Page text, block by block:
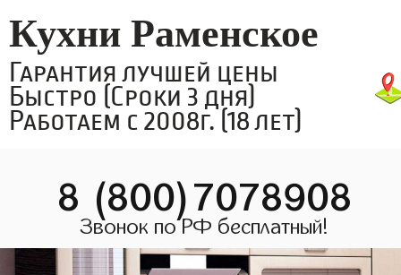
Кухни Раменское
Гарантия лучшей цены
Быстро (Сроки 3 дня)
Работаем с 2008г. (18 лет)
8 (800)7078908
Звонок по РФ бесплатный!